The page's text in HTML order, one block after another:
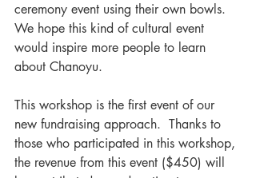
ceremony event using their own bowls.
We hope this kind of cultural event
would inspire more people to learn
about Chanoyu.
This workshop is the first event of our
new fundraising approach.  Thanks to
those who participated in this workshop,
the revenue from this event ($450) will